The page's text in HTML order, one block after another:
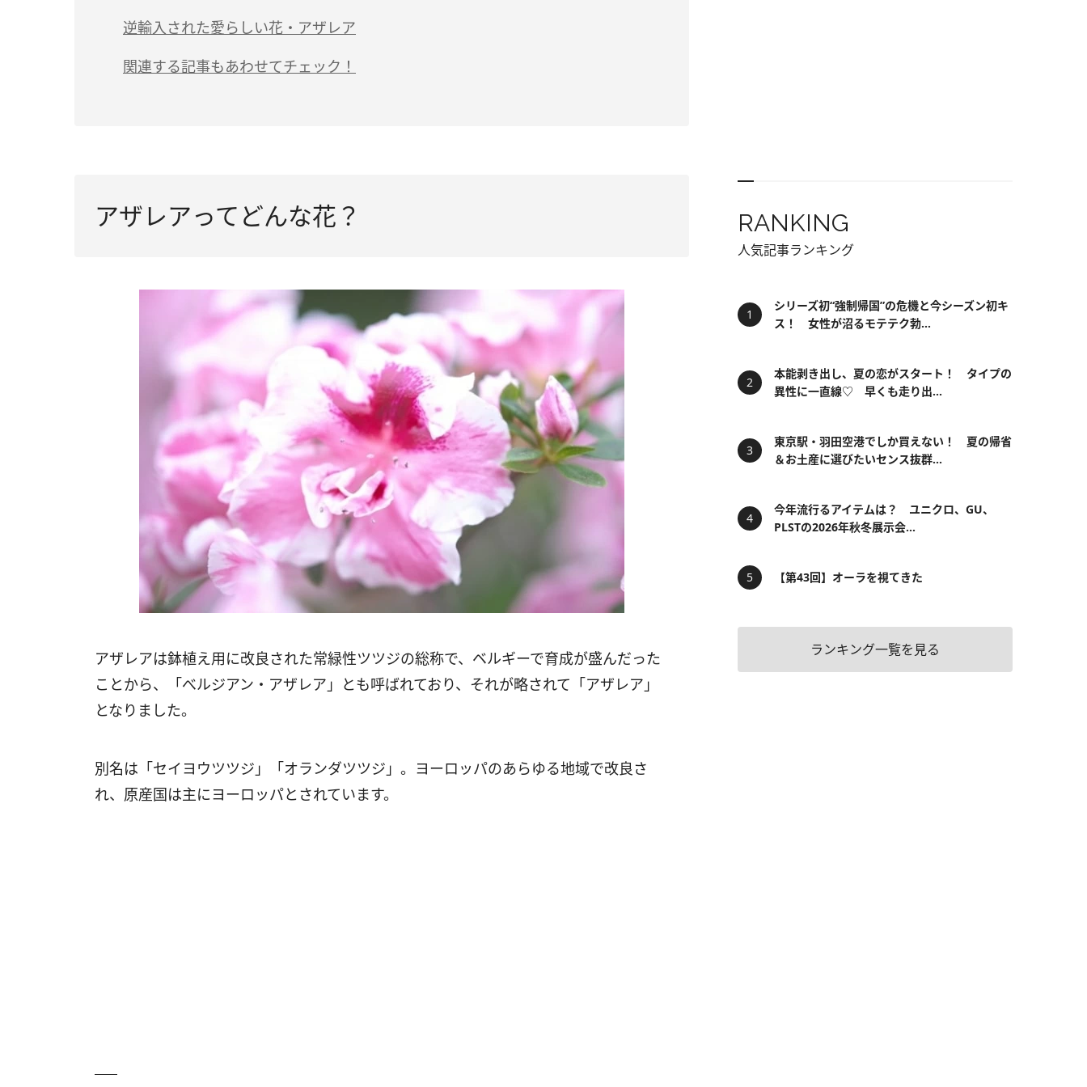
逆輸入された愛らしい花・アザレア
関連する記事もあわせてチェック！
アザレアってどんな花？
アザレアは鉢植え用に改良された常緑性ツツジの総称で、ベルギーで育成が盛んだった
ことから、「べルジアン・アザレア」とも呼ばれており、それが略されて「アザレア」
となりました。
別名は「セイヨウツツジ」「オランダツツジ」。ヨーロッパのあらゆる地域で改良さ
れ、原産国は主にヨーロッパとされています。
RANKING
人気記事ランキング
シリーズ初“強制帰国”の危機と今シーズン初キ
ス！ 女性が沼るモテテク勃...
本能剥き出し、夏の恋がスタート！ タイプの
異性に一直線♡ 早くも走り出...
東京駅・羽田空港でしか買えない！ 夏の帰省
＆お土産に選びたいセンス抜群...
今年流行るアイテムは？ ユニクロ、GU、
PLSTの2026年秋冬展示会...
【第43回】オーラを視てきた
ランキング一覧を見る